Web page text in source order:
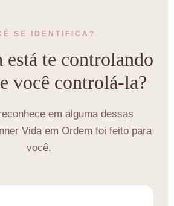
SE IDENTIFICA?
está te controlando
você controlá-la?
em alguma dessas
Vida em Ordem foi feito para
você.